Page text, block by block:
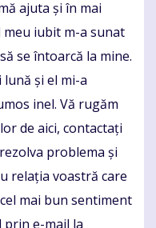
ajuta și în mai
iubit m-a sunat
se întoarcă la mine.
și el mi-a
inel. Vă rugăm
de aici, contactați
problema și
relația voastră care
mai bun sentiment
e-mail la